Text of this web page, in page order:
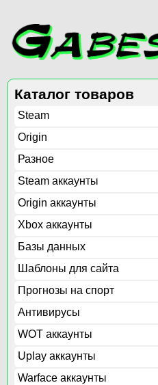
Каталог товаров
Steam
Origin
Разное
Steam аккаунты
Origin аккаунты
Xbox аккаунты
Базы данных
Шаблоны для сайта
Прогнозы на спорт
Антивирусы
WOT аккаунты
Uplay аккаунты
Warface аккаунты